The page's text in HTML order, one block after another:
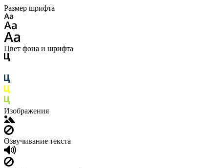
Размер шрифта
Цвет фона и шрифта
Изображения
Озвучивание текста